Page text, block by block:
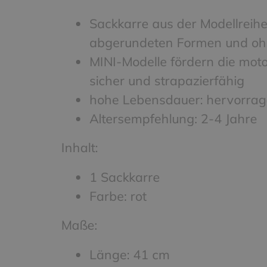
Sackkarre aus der
abgerundeten Formen und
MINI-Modelle fördern die
sicher und strapazierfähig
hohe Lebensdauer:
Altersempfehlung: 2-4 Jahre
Inhalt:
1 Sackkarre
Farbe: rot
Maße:
Länge: 41 cm